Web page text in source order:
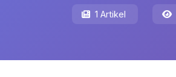
1 Artikel